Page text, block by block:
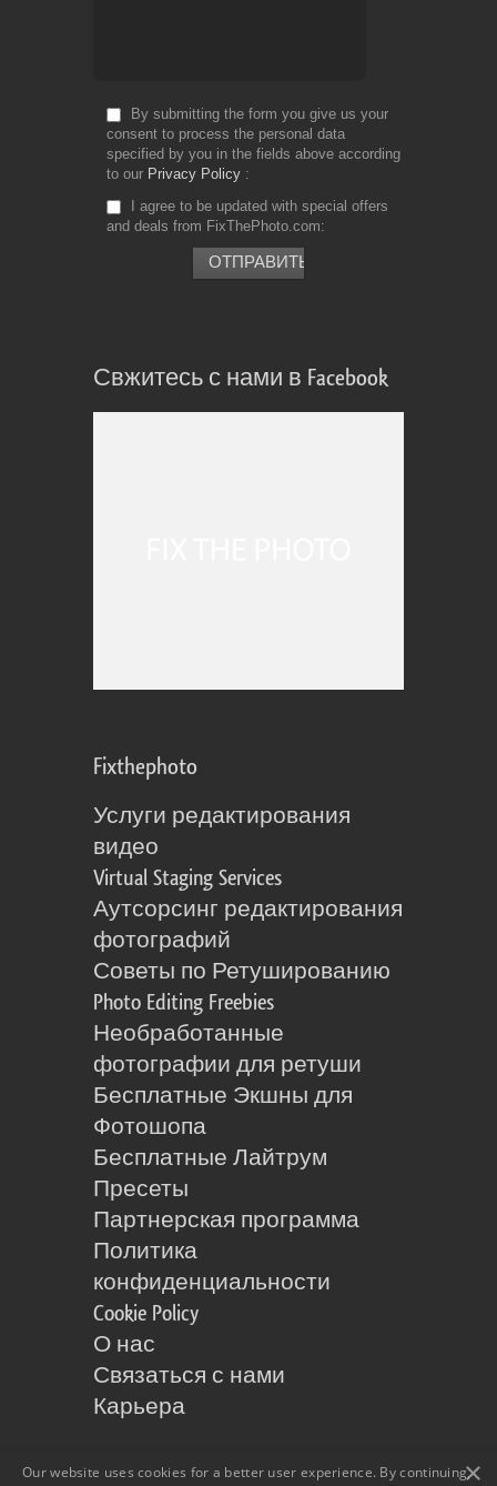
By submitting the form you give us your
consent to process the personal data
specified by you in the fields above according
to our Privacy Policy
I agree to be updated with special offers
and deals from FixThePhoto.com
Свжитесь с нами в Facebook
Fixthephoto
Услуги редактирования
видео
Virtual Staging Services
Аутсорсинг редактирования
фотографий
Советы по Ретушированию
Photo Editing Freebies
Необработанные
фотографии для ретуши
Бесплатные Экшны для
Фотошопа
Бесплатные Лайтрум
Пресеты
Партнерская программа
Политика
конфиденциальности
Cookie Policy
О нас
Связаться с нами
Карьера
×
Our website uses cookies for a better user experience. By continuing,